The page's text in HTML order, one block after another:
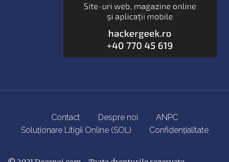
Contact Despre noi
ANPC
Soluționare Litigii Online (SOL)
Confidențialitate